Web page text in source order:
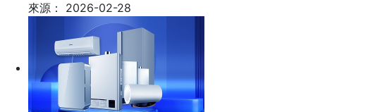
來源：
2026-02-28